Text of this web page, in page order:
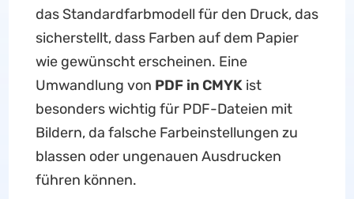
das Standardfarbmodell für den Druck, das
sicherstellt, dass Farben auf dem Papier
wie gewünscht erscheinen. Eine
Umwandlung von PDF in CMYKist
besonders wichtig für PDF-Dateien mit
Bildern, da falsche Farbeinstellungen zu
blassen oder ungenauen Ausdrucken
führen können.